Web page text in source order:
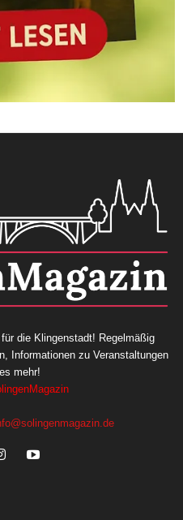
die Klingenstadt! Regelmäßig
Informationen zu Veranstaltungen
mehr!